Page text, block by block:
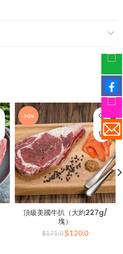
-30%
頂級美國牛扒（大約227g/
塊）
$171.0原
$120.0目